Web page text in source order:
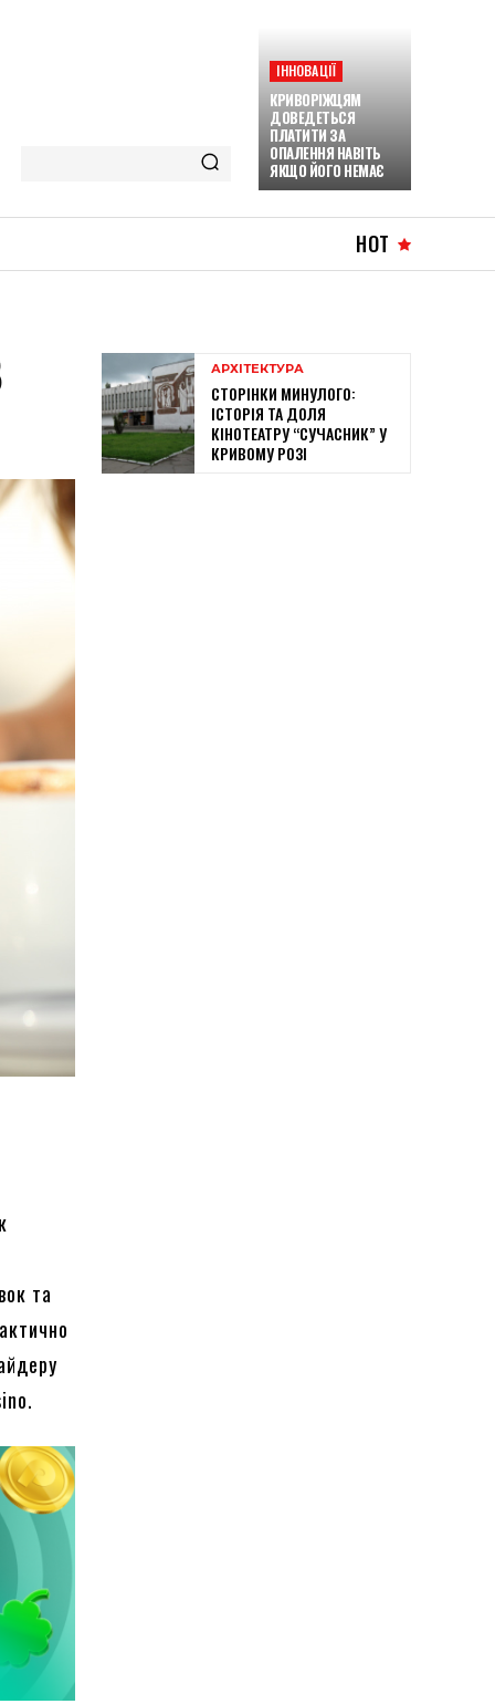
ІННОВАЦІЇ
КРИВОРІЖЦЯМ
ДОВЕДЕТЬСЯ
ПЛАТИТИ ЗА
ОПАЛЕННЯ НАВІТЬ
ЯКЩО ЙОГО НЕМАЄ
HOT
та
АРХІТЕКТУРА
СТОРІНКИ МИНУЛОГО:
ІСТОРІЯ ТА ДОЛЯ
КІНОТЕАТРУ “СУЧАСНИК” У
КРИВОМУ РОЗІ